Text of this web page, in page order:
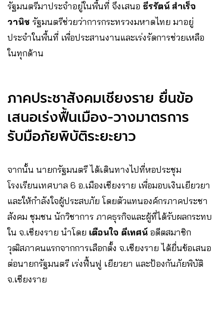
รัฐมนตรีมาประจำอยู่ในพื้นที่​ จึงเสนอ​ ธีรรัตน์​ สำเร็จ
วานิช ​ รัฐมนตรีช่วยว่าการกระทรวงมหาดไทย มาอยู่​
ประจำในพื้นที่ เพื่อประสานงานและเร่งรัดการช่วยเหลือ
ในทุกด้าน
ภาคประชาสังคมเชียงราย ยื่นข้อ
เสนอเร่งฟื้นเมือง-วางมาตรการ
รับมือภัยพิบัติระยะยาว
จากนั้น นายกรัฐมนตรี ได้เดินทางไปที่หอประชุม
โรงเรียนเทศบาล 6 อ.เมืองเชียงราย เพื่อมอบเงินเยียวยา
และให้กำลังใจผู้ประสบภัย โดยตัวแทนองค์กรภาคประชา
สังคม ชุมชน นักวิชาการ ภาคธุรกิจและผู้ที่ได้รับผลกระทบ
ใน จ.เชียงราย นำโดย เตือนใจ ดีเทศน์ อดีตสมาชิก
วุฒิสภาคนแรกจากการเลือกตั้ง จ.เชียงราย ได้ยื่นข้อเสนอ
ต่อนายกรัฐมนตรี เร่งฟื้นฟู เยียวยา และป้องกันภัยพิบัติ
จ.เชียงราย